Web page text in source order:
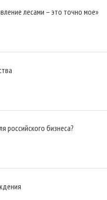
лесами – это точно мое»
российского бизнеса?